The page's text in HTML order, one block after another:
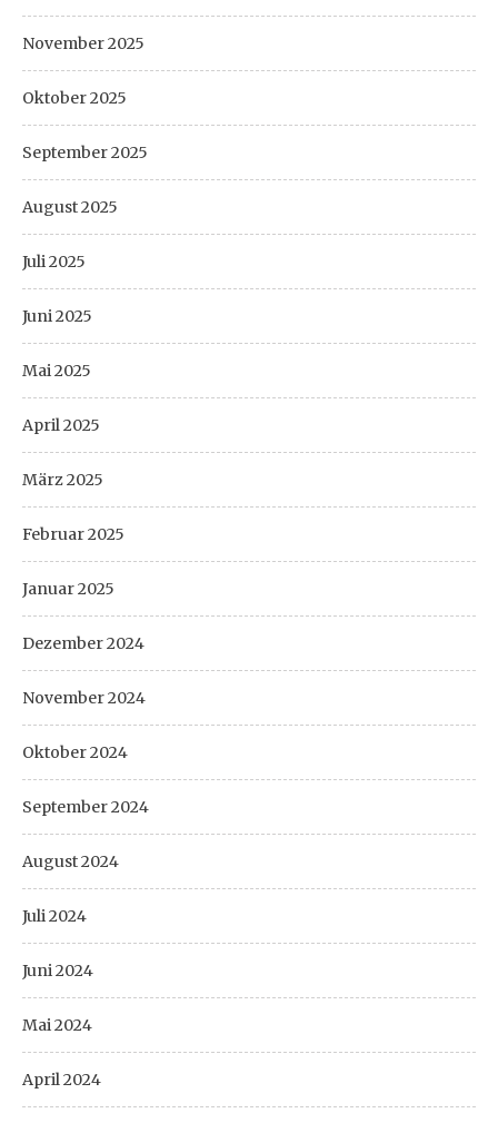
November 2025
Oktober 2025
September 2025
August 2025
Juli 2025
Juni 2025
Mai 2025
April 2025
März 2025
Februar 2025
Januar 2025
Dezember 2024
November 2024
Oktober 2024
September 2024
August 2024
Juli 2024
Juni 2024
Mai 2024
April 2024